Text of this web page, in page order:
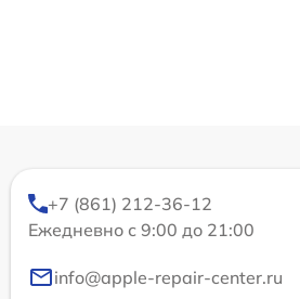
+7 (861) 212-36-12
Ежедневно с 9:00 до 21:00
info@apple-repair-center.ru